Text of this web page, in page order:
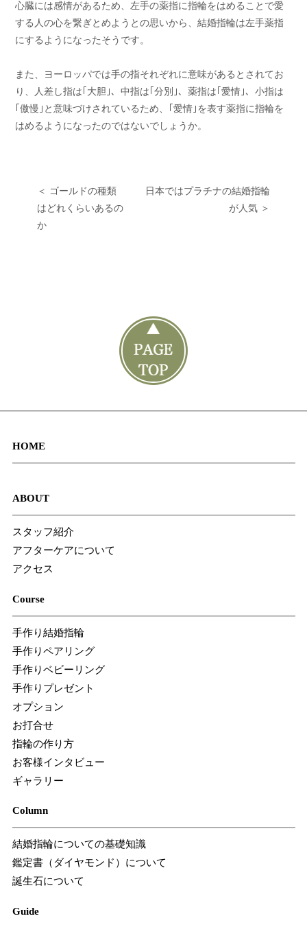
心臓には感情があるため、左手の薬指に指輪をはめることで愛
する人の心を繋ぎとめようとの思いから、結婚指輪は左手薬指
にするようになったそうです。
また、ヨーロッパでは手の指それぞれに意味があるとされてお
り、人差し指は｢大胆｣、中指は｢分別｣、薬指は｢愛情｣、小指は
｢傲慢｣と意味づけされているため、｢愛情｣を表す薬指に指輪を
はめるようになったのではないでしょうか。
＜ ゴールドの種類
はどれくらいあるの
か
日本ではプラチナの結婚指輪
が人気＞
HOME
ABOUT
スタッフ紹介
アフターケアについて
アクセス
Course
手作り結婚指輪
手作りペアリング
手作りベビーリング
手作りプレゼント
オプション
お打合せ
指輪の作り方
お客様インタビュー
ギャラリー
Column
結婚指輪についての基礎知識
鑑定書（ダイヤモンド）について
誕生石について
Guide